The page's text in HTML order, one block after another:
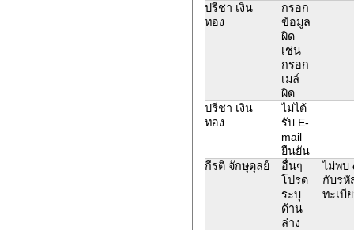
ปรีชา เงิน
ทอง
กรอก
ข้อมูล
ผิด
เช่น
กรอก
เมล์
ผิด
ปรีชา เงิน
ทอง
ไม่ได้
รับ E-
mail
ยืนยัน
กีรติ จักษุดุลย์
อื่นๆ
โปรด
ระบุ
ด้าน
ล่าง
ไม่พบ
กับรหั
ทะเบี